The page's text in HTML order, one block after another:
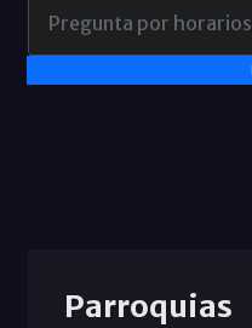
Parroquias